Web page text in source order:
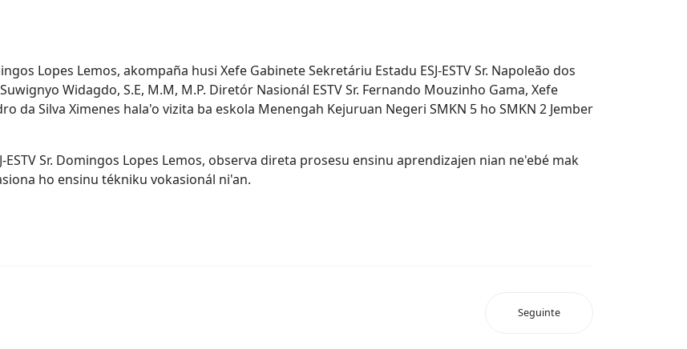
Lopes Lemos, akompaña husi Xefe Gabinete Sekretáriu Estadu ESJ-ESTV Sr. Napoleão dos
Widagdo, S.E, M.M, M.P. Diretór Nasionál ESTV Sr. Fernando Mouzinho Gama, Xefe
da Silva Ximenes hala'o vizita ba eskola Menengah Kejuruan Negeri SMKN 5 ho SMKN 2 Jember
ESTV Sr. Domingos Lopes Lemos, observa direta prosesu ensinu aprendizajen nian ne'ebé mak
ho ensinu tékniku vokasionál ni'an.
Seguinte